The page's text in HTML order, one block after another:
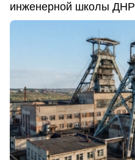
инженерной школы ДНР